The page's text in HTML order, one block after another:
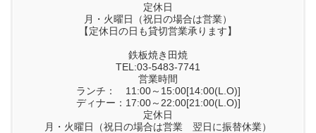
定休日
月・火曜日（祝日の場合は営業）
【定休日の日も貸切営業承ります】
鉄板焼き田焼
TEL:03-5483-7741
営業時間
ランチ： 11:00～15:00[14:00(L.O)]
ディナー：17:00～22:00[21:00(L.O)]
定休日
月・火曜日（祝日の場合は営業 翌日に振替休業）